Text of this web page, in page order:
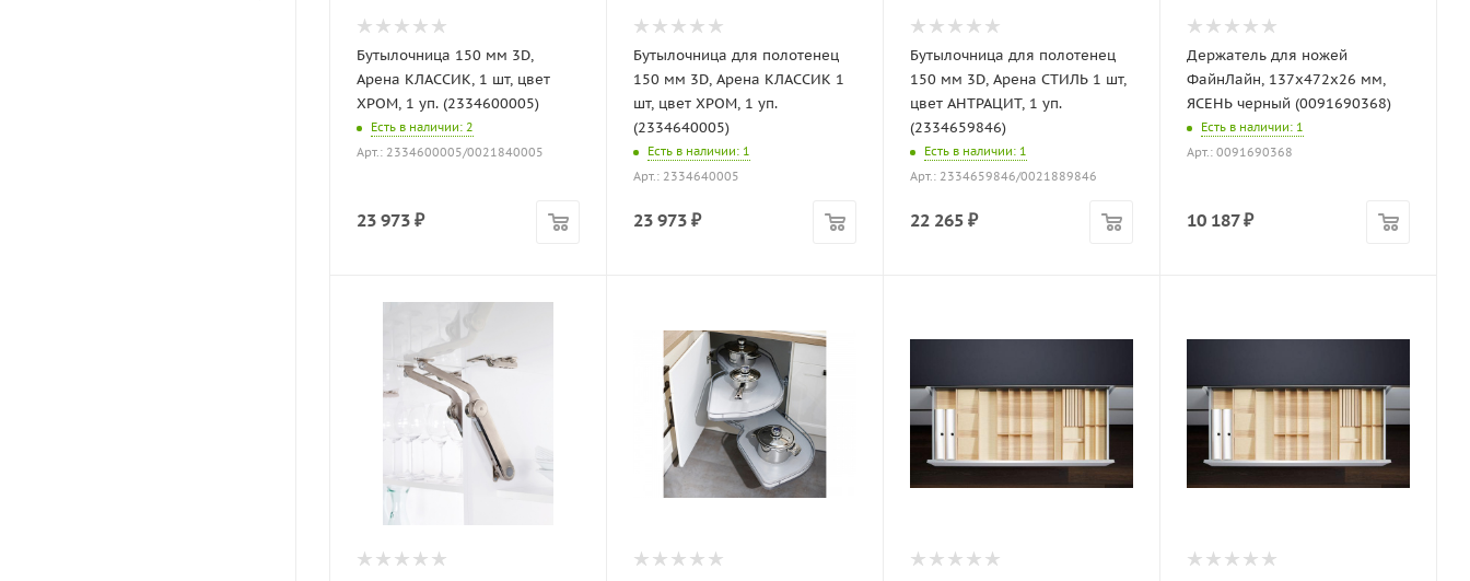
Бутылочница 150 мм 3D,
Арена КЛАССИК, 1 шт, цвет
ХРОМ, 1 уп. (2334600005)
Есть в наличии: 2
Арт.: 2334600005/0021840005
23 973 ₽
Бутылочница для полотенец
150 мм 3D, Арена КЛАССИК 1
шт, цвет ХРОМ, 1 уп.
(2334640005)
Есть в наличии: 1
Арт.: 2334640005
23 973 ₽
Бутылочница для полотенец
150 мм 3D, Арена СТИЛЬ 1 шт,
цвет АНТРАЦИТ, 1 уп.
(2334659846)
Есть в наличии: 1
Арт.: 2334659846/0021889846
22 265 ₽
Держатель для ножей
ФайнЛайн, 137x472x26 мм,
ЯСЕНЬ черный (0091690368)
Есть в наличии: 1
Арт.: 0091690368
10 187₽